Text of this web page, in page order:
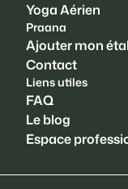
Yoga Aérien
Praana
Ajouter mon
Contact
Liens utiles
FAQ
Le blog
Espace